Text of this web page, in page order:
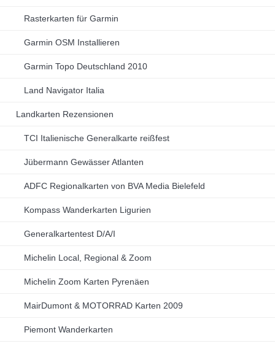
Rasterkarten für Garmin
Garmin OSM Installieren
Garmin Topo Deutschland 2010
Land Navigator Italia
Landkarten Rezensionen
TCI Italienische Generalkarte reißfest
Jübermann Gewässer Atlanten
ADFC Regionalkarten von BVA Media Bielefeld
Kompass Wanderkarten Ligurien
Generalkartentest D/A/I
Michelin Local, Regional & Zoom
Michelin Zoom Karten Pyrenäen
MairDumont & MOTORRAD Karten 2009
Piemont Wanderkarten